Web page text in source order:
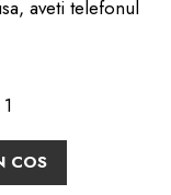
aveti telefonul
1
COS